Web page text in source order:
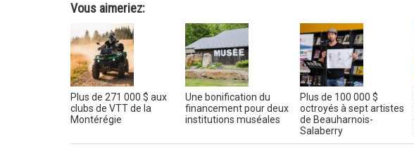
Vous aimeriez:
Plus de 271 000 $ aux
clubs de VTT de la
Montérégie
Une bonification du
financement pour deux
institutions muséales
Plus de 100 000 $
octroyés à sept artistes
de Beauharnois-
Salaberry